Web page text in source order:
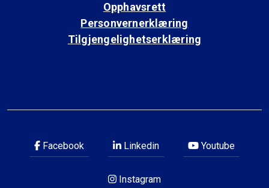
Opphavsrett
Personvernerklæring
Tilgjengelighetserklæring
Facebook Linkedin Youtube
Instagram